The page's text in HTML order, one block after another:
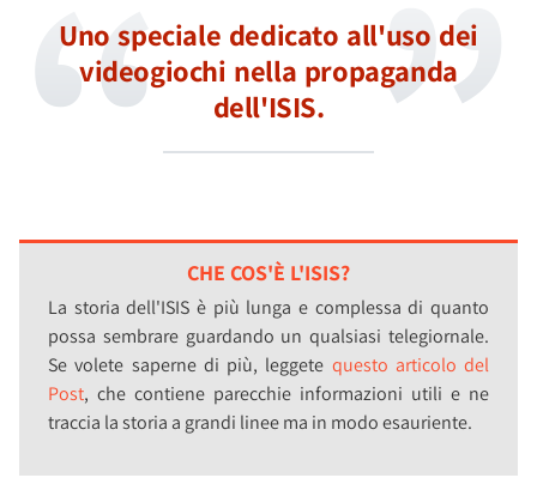
Uno speciale dedicato all'uso dei
videogiochi nella propaganda
dell'ISIS.
CHE COS'È L'ISIS?
La storia dell'ISIS è più lunga e complessa di quanto
possa sembrare guardando un qualsiasi telegiornale.
Se volete saperne di più, leggete questo articolo del
Post, che contiene parecchie informazioni utili e ne
traccia la storia a grandi linee ma in modo esauriente.